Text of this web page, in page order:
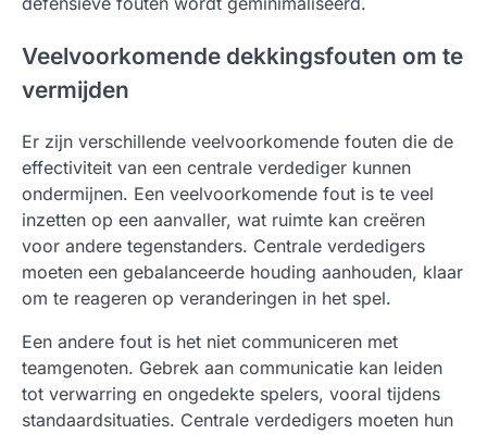
Veelvoorkomende dekkingsfouten om te
vermijden
Er zijn verschillende veelvoorkomende fouten die de
effectiviteit van een centrale verdediger kunnen
ondermijnen. Een veelvoorkomende fout is te veel
inzetten op een aanvaller, wat ruimte kan creëren
voor andere tegenstanders. Centrale verdedigers
moeten een gebalanceerde houding aanhouden, klaar
om te reageren op veranderingen in het spel.
Een andere fout is het niet communiceren met
teamgenoten. Gebrek aan communicatie kan leiden
tot verwarring en ongedekte spelers, vooral tijdens
standaardsituaties. Centrale verdedigers moeten hun